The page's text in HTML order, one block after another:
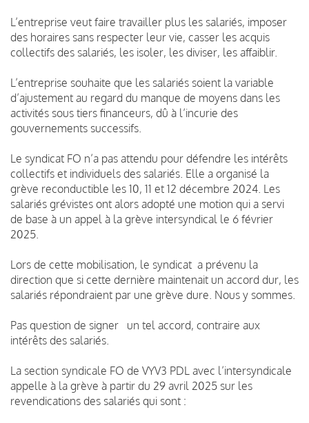
L’entreprise veut faire travailler plus les salariés, imposer
des horaires sans respecter leur vie, casser les acquis
collectifs des salariés, les isoler, les diviser, les affaiblir.
L’entreprise souhaite que les salariés soient la variable
d’ajustement au regard du manque de moyens dans les
activités sous tiers financeurs, dû à l’incurie des
gouvernements successifs.
Le syndicat FO n’a pas attendu pour défendre les intérêts
collectifs et individuels des salariés. Elle a organisé la
grève reconductible les 10, 11 et 12 décembre 2024. Les
salariés grévistes ont alors adopté une motion qui a servi
de base à un appel à la grève intersyndical le 6 février
2025.
Lors de cette mobilisation, le syndicat a prévenu la
direction que si cette dernière maintenait un accord dur, les
salariés répondraient par une grève dure. Nous y sommes.
Pas question de signer un tel accord, contraire aux
intérêts des salariés.
La section syndicale FO de VYV3 PDL avec l’intersyndicale
appelle à la grève à partir du 29 avril 2025 sur les
revendications des salariés qui sont :